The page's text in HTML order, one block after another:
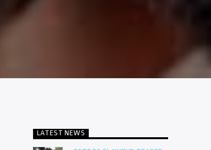
LATEST NEWS